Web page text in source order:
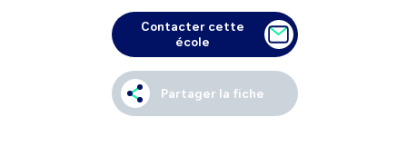
Contacter cette
école
Partager la fiche